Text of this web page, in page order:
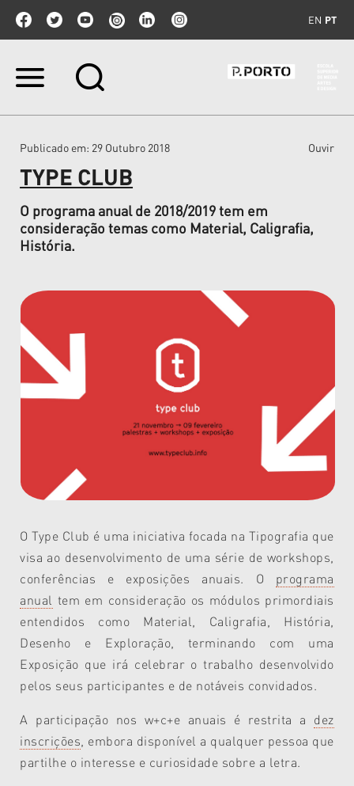
EN PT
Ir
Ir
navegação
Publicado em: 29 Outubro 2018 Ouvir
TYPE CLUB
O programa anual de 2018/2019 tem em
consideração temas como Material, Caligrafia,
História.
O Type Club é uma iniciativa focada na Tipografia que
visa ao desenvolvimento de uma série de workshops,
conferências e exposições anuais. O
programa
anual tem em consideração os módulos primordiais
entendidos como Material, Caligrafia, História,
Desenho e Exploração, terminando com uma
Exposição que irá celebrar o trabalho desenvolvido
pelos seus participantes e de notáveis convidados.
A participação nos w+c+e anuais é restrita a dez
inscrições , embora disponível a qualquer pessoa que
partilhe o interesse e curiosidade sobre a letra.